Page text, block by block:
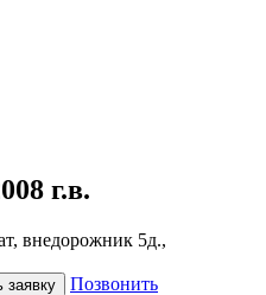
г.в.
внедорожник 5д.,
заявку
Позвонить